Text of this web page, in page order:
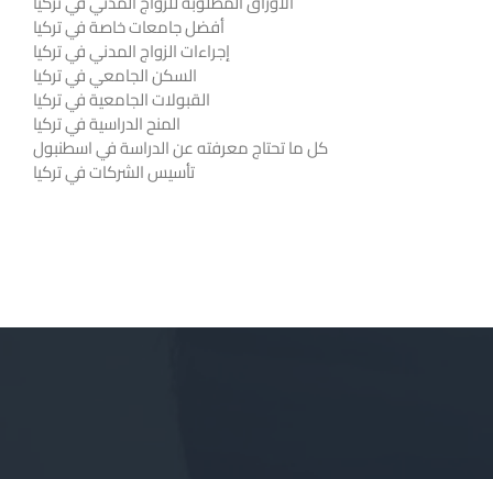
أفضل جامعات خاصة في تركيا
إجراءات الزواج المدني في تركيا
السكن الجامعي في تركيا
القبولات الجامعية في تركيا
المنح الدراسية في تركيا
كل ما تحتاج معرفته عن الدراسة في اسطنبول
تأسيس الشركات في تركيا